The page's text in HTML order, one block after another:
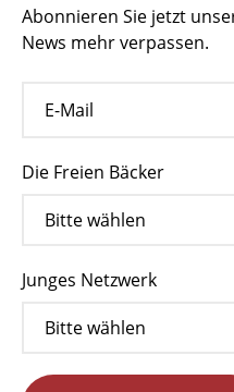
Abonnieren Sie jetzt
News mehr verpassen.
Die Freien Bäcker
Junges Netzwerk